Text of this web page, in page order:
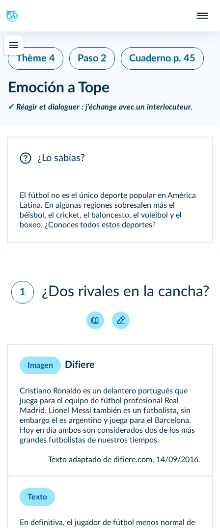
Thème 4 Paso 2 Cuaderno p. 45
Emoción a Tope
✔ Réagir et dialoguer : j'échange avec un interlocuteur.
¿Lo sabías?
El fútbol no es el único deporte popular en América
Latina. En algunas regiones sobresalen más el
béisbol, el cricket, el baloncesto, el voleibol y el
boxeo. ¿Conoces todos estos deportes?
1 ¿Dos rivales en la cancha?
Imagen Difiere
Cristiano Ronaldo es un delantero portugués que
juega para el equipo de fútbol profesional Real
Madrid. Lionel Messi también es un futbolista, sin
embargo él es argentino y juega para el Barcelona.
Hoy en día ambos son considerados dos de los más
grandes futbolistas de nuestros tiempos.
Texto adaptado de difiere.com, 14/09/2016.
Texto
En definitiva, el jugador de fútbol menos normal de